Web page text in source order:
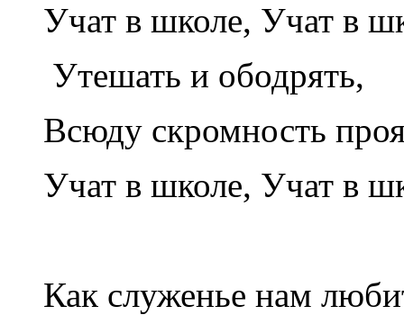
Учат в школе, Учат в
Утешать и ободрять,
Всюду скромность
Учат в школе, Учат в
Как служенье нам